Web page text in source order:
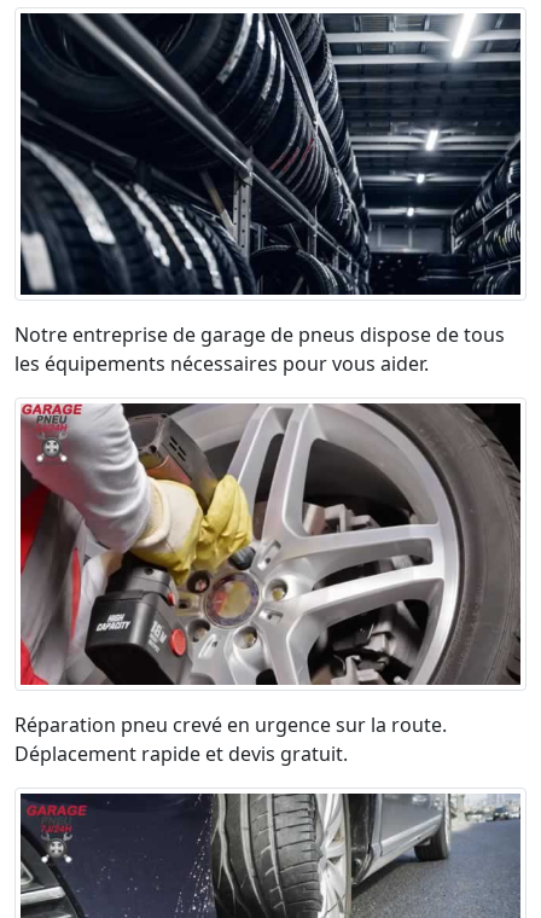
Notre entreprise de garage de pneus dispose de tous
les équipements nécessaires pour vous aider.
Réparation pneu crevé en urgence sur la route.
Déplacement rapide et devis gratuit.